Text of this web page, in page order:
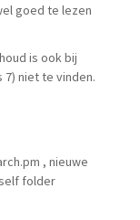
goed te lezen
is ook bij
niet te vinden.
, nieuwe
folder